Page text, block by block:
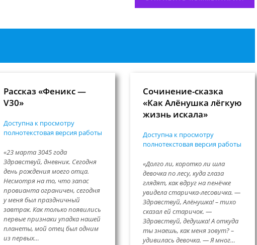
Рассказ «Феникс —
V30»
Доступна к просмотру
полнотекстовая версия работы
«23 марта 3045 года
Здравствуй, дневник. Сегодня
день рождения моего отца.
Несмотря на то, что запас
провианта ограничен, сегодня
у меня был праздничный
завтрак. Как только появились
первые признаки упадка нашей
планеты, мой отец был одним
из первых…
Сочинение-сказка
«Как Алёнушка лёгкую
жизнь искала»
Доступна к просмотру
полнотекстовая версия работы
«Долго ли, коротко ли шла
девочка по лесу, куда глаза
глядят, как вдруг на пенёчке
увидела старичка-лесовичка. —
Здравствуй, Алёнушка! – тихо
сказал ей старичок. —
Здравствуй, дедушка! А откуда
ты знаешь, как меня зовут? –
удивилась девочка. — Я мног…